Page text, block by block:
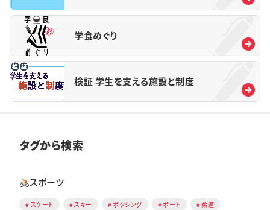
学食めぐり
検証 学生を支える施設と制度
タグから検索
スポーツ
スケート スキー ボクシング ボート
柔道